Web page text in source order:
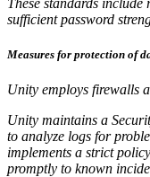
sufficient password
Measures for protection of
Unity employs firewalls
Unity maintains a
to analyze logs for
implements a strict
promptly to known